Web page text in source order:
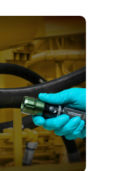
検知！？
検知システム
のようなメリ
ひご覧くださ